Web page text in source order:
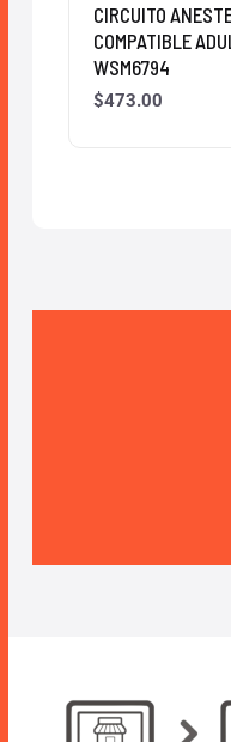
CIRCUITO
COMPATIBLE
WSM6794
$473.00